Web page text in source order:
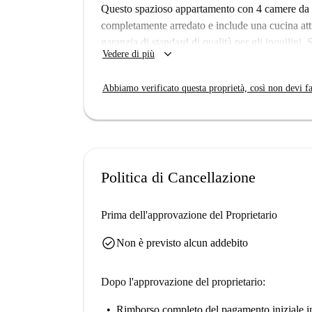
Questo spazioso appartamento con 4 camere
completamente arredato e include una cucina
garanzia di standard di qualità per gli inquilini.
internet e che non sono ammessi animali
Numancia offre un'atmosfera vivace con
Restaurante Puerto Foncebadón e lo Streat
Vedere di più keyboard_arrow_down
Abbiamo verificato questa proprietà, così non devi
Politica di Cancellazione
Prima dell'approvazione del Proprietario
check_circleNon è previsto alcun addebito
Dopo l'approvazione del proprietario:
Rimborso completo del pagamento iniziale